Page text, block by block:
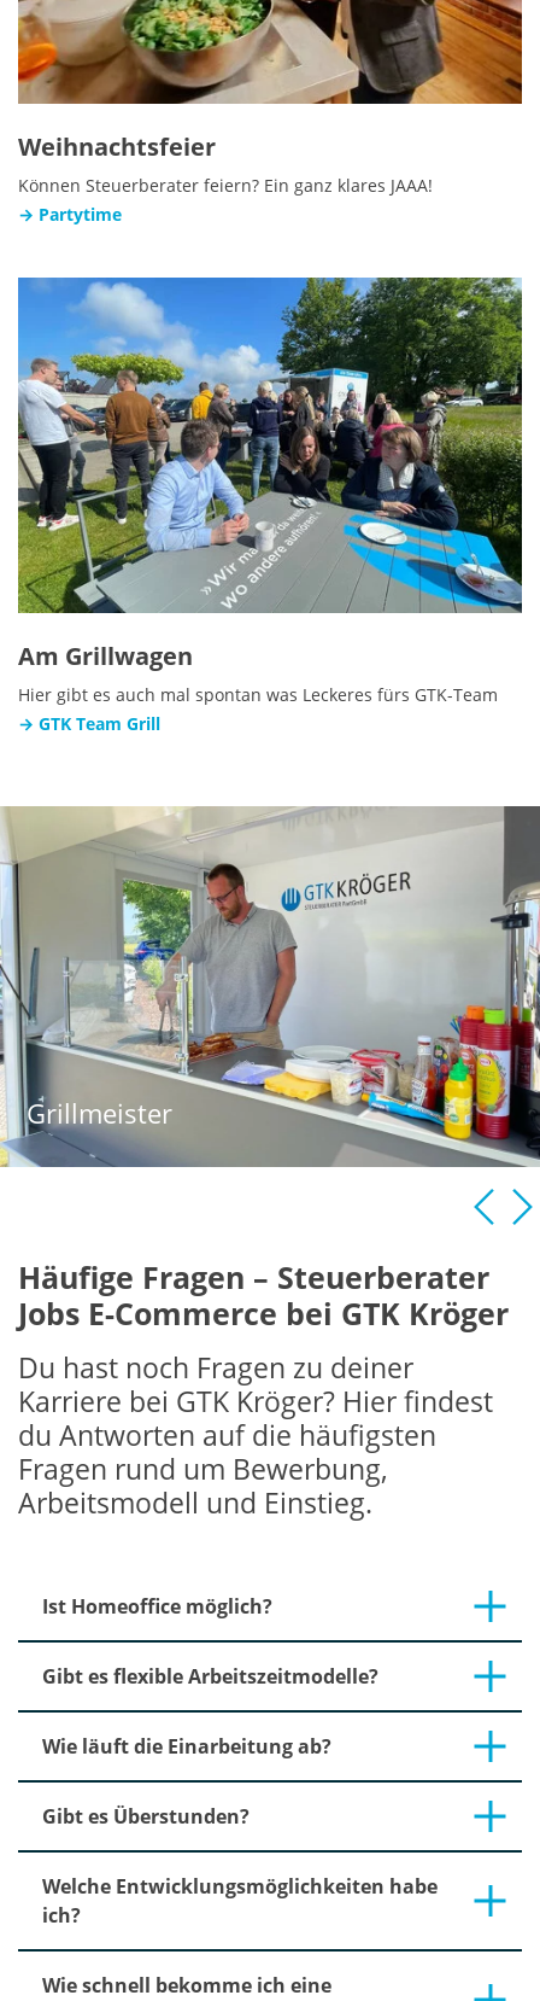
Weihnachtsfeier
Können Steuerberater feiern? Ein ganz klares JAAA!
→ Partytime
Am Grillwagen
Hier gibt es auch mal spontan was Leckeres fürs GTK-Team
→ GTK Team Grill
Grillmeister
Show larger version
Häufige Fragen – Steuerberater
Jobs E-Commerce bei GTK Kröger
Du hast noch Fragen zu deiner
Karriere bei GTK Kröger? Hier findest
du Antworten auf die häufigsten
Fragen rund um Bewerbung,
Arbeitsmodell und Einstieg.
Ist Homeoffice möglich?
Gibt es flexible Arbeitszeitmodelle?
Wie läuft die Einarbeitung ab?
Gibt es Überstunden?
Welche Entwicklungsmöglichkeiten habe
ich?
Wie schnell bekomme ich eine